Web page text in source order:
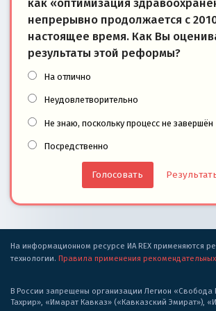
как «оптимизация
непрерывно продолжается с
настоящее время. Как Вы
результаты этой реформы?
На отлично
Неудовлетворительно
Не знаю, поскольку процесс не завершён
Посредственно
На информационном ресурсе ИА REX применяются
технологии. Правила применения рекомендательных
В России запрещены организации Легион
Тахрир», «Имарат Кавказ» («Кавказский Эмират»),